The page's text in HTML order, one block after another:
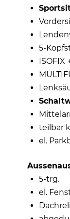
5-
ISOFIX
teilbar
el.
5-trg.
el.